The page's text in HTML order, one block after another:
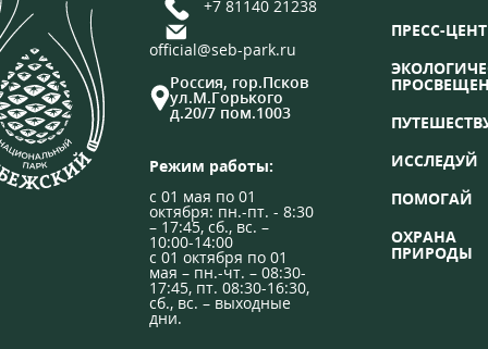
+7 81140 21238
official@seb-park.ru
Россия, гор.Псков
ул.М.Горького
д.20/7 пом.1003
Режим работы:
с 01 мая по 01
октября: пн.-пт. - 8:30
– 17:45, сб., вс. –
10:00-14:00
с 01 октября по 01
мая – пн.-чт. – 08:30-
17:45, пт. 08:30-16:30,
сб., вс. – выходные
дни.
ПРЕСС-
ИССЛЕДУЙ
ПОМОГАЙ
ОХРАНА
ПРИРОДЫ